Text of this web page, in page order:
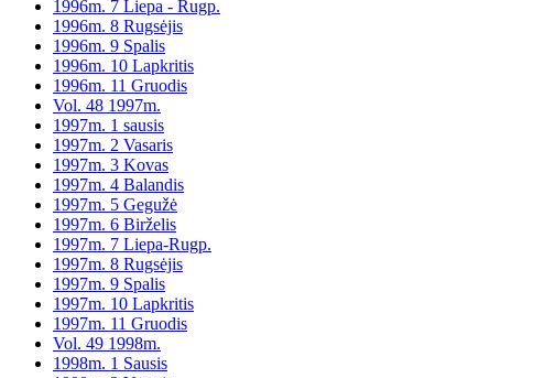
1996m. 7 Liepa - Rugp.
1996m. 8 Rugsėjis
1996m. 9 Spalis
1996m. 10 Lapkritis
1996m. 11 Gruodis
Vol. 48 1997m.
1997m. 1 sausis
1997m. 2 Vasaris
1997m. 3 Kovas
1997m. 4 Balandis
1997m. 5 Gegužė
1997m. 6 Birželis
1997m. 7 Liepa-Rugp.
1997m. 8 Rugsėjis
1997m. 9 Spalis
1997m. 10 Lapkritis
1997m. 11 Gruodis
Vol. 49 1998m.
1998m. 1 Sausis